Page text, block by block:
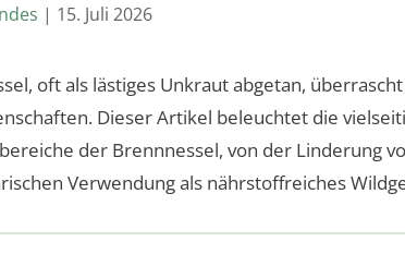
| 15. Juli 2026
oft als lästiges Unkraut abgetan,
Dieser Artikel beleuchtet die
der Brennnessel, von der Linderung
Verwendung als nährstoffreiches